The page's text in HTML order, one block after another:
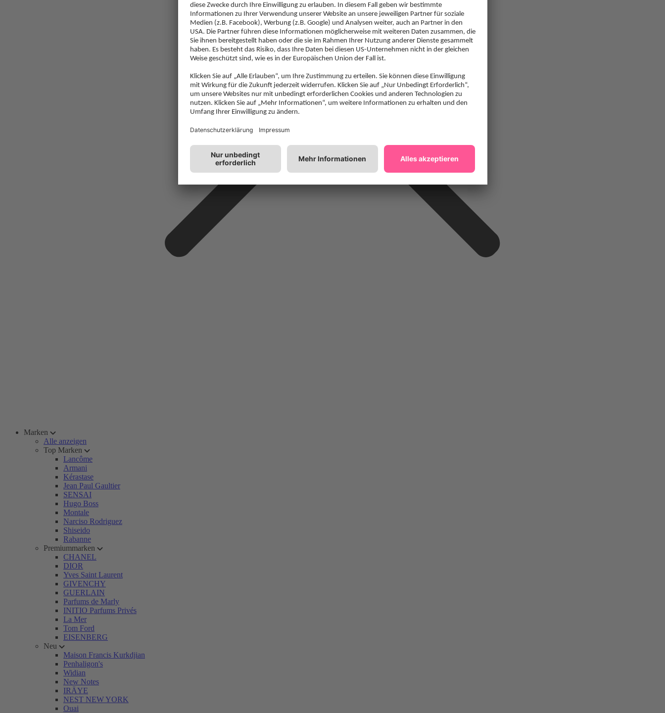
Marken
Alle anzeigen
Top Marken
Lancôme
Armani
Kérastase
Jean Paul Gaultier
SENSAI
Hugo Boss
Montale
Narciso Rodriguez
Shiseido
Rabanne
Premiummarken
CHANEL
DIOR
Yves Saint Laurent
GIVENCHY
GUERLAIN
Parfums de Marly
INITIO Parfums Privés
La Mer
Tom Ford
EISENBERG
Neu
Maison Francis Kurkdjian
Penhaligon's
Widian
New Notes
IRÄYE
NEST NEW YORK
Ouai